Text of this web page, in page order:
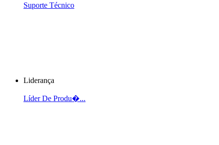
Suporte Técnico
Liderança
Líder De Produ�...